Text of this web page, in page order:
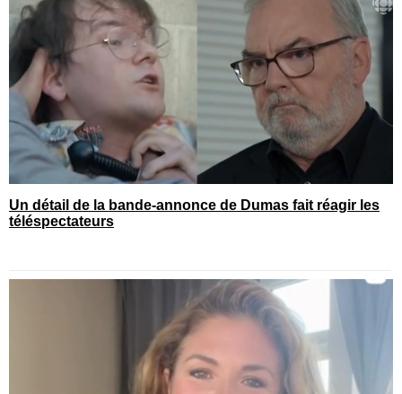
Un détail de la bande-annonce de Dumas fait réagir les
téléspectateurs